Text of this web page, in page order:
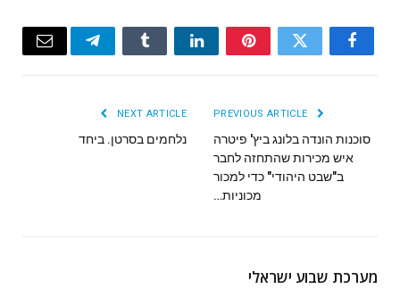
Facebook
Twitter
Pinterest
LinkedIn
Tumblr
Telegram
Email
סוכנות הונדה בלונג ביץ' פיטרה
איש מכירות שהתחזה לחבר
ב"שבט היהודי" כדי למכור
מכוניות…
NEXT ARTICLE
נלחמים בסרטן. ביחד
מערכת שבוע ישראלי